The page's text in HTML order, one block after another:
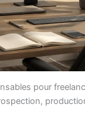
pour